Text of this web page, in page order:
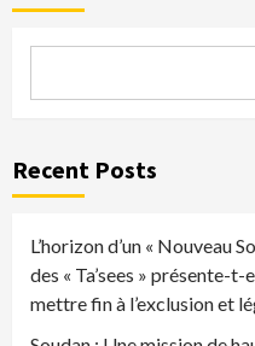
Recent Posts
L’horizon d’un « Nouveau
des « Ta’sees » présente-
mettre fin à l’exclusion et